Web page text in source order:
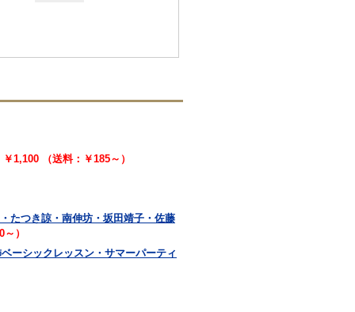
￥1,100 （送料：￥185～）
たつき諒・南伸坊・坂田靖子・佐藤
）
ーシックレッスン・サマーパーティ